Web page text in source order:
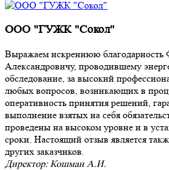
ООО "ГУЖК "Сокол"
Выражаем искреннюю
Александровичу, проводившему
обследование, за высокий
любых вопросов, возникающих в
оперативность принятия решений,
выполнение взятых на себя
проведены на высоком уровне и в
сроки. Настоящий отзыв является
других заказчиков.
Директор: Кошман А.И.